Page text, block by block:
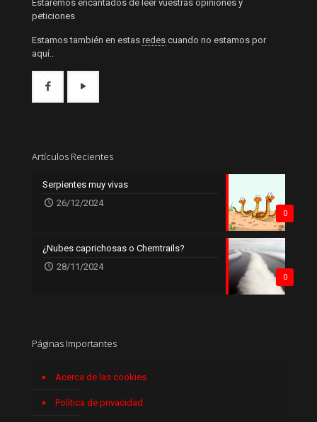
Estaremos encantados de leer vuestras opiniones y
peticiones
Estamos también en estas redes cuando no estamos por
aquí..
Artículos Recientes
0
Serpientes muy vivas
26/12/2024
0
¿Nubes caprichosas o Chemtrails?
28/11/2024
Páginas Importantes
Acerca de las cookies
Política de privacidad